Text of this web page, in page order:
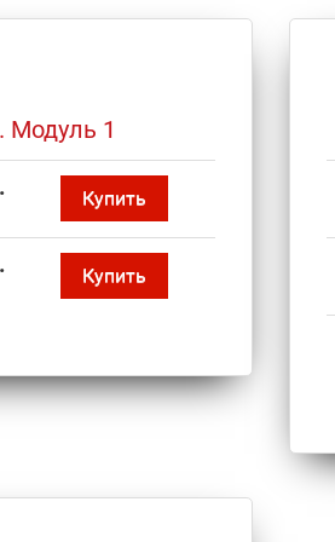
Модуль 1
Купить
Купить